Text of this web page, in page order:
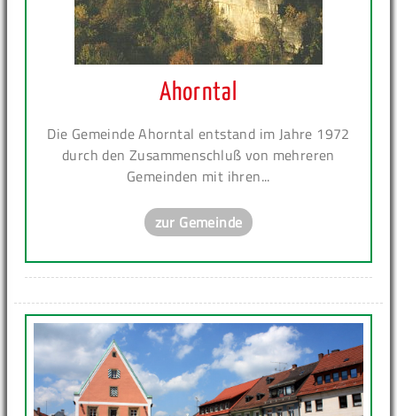
Ahorntal
Die Gemeinde Ahorntal entstand im Jahre 1972
durch den Zusammenschluß von mehreren
Gemeinden mit ihren...
zur Gemeinde